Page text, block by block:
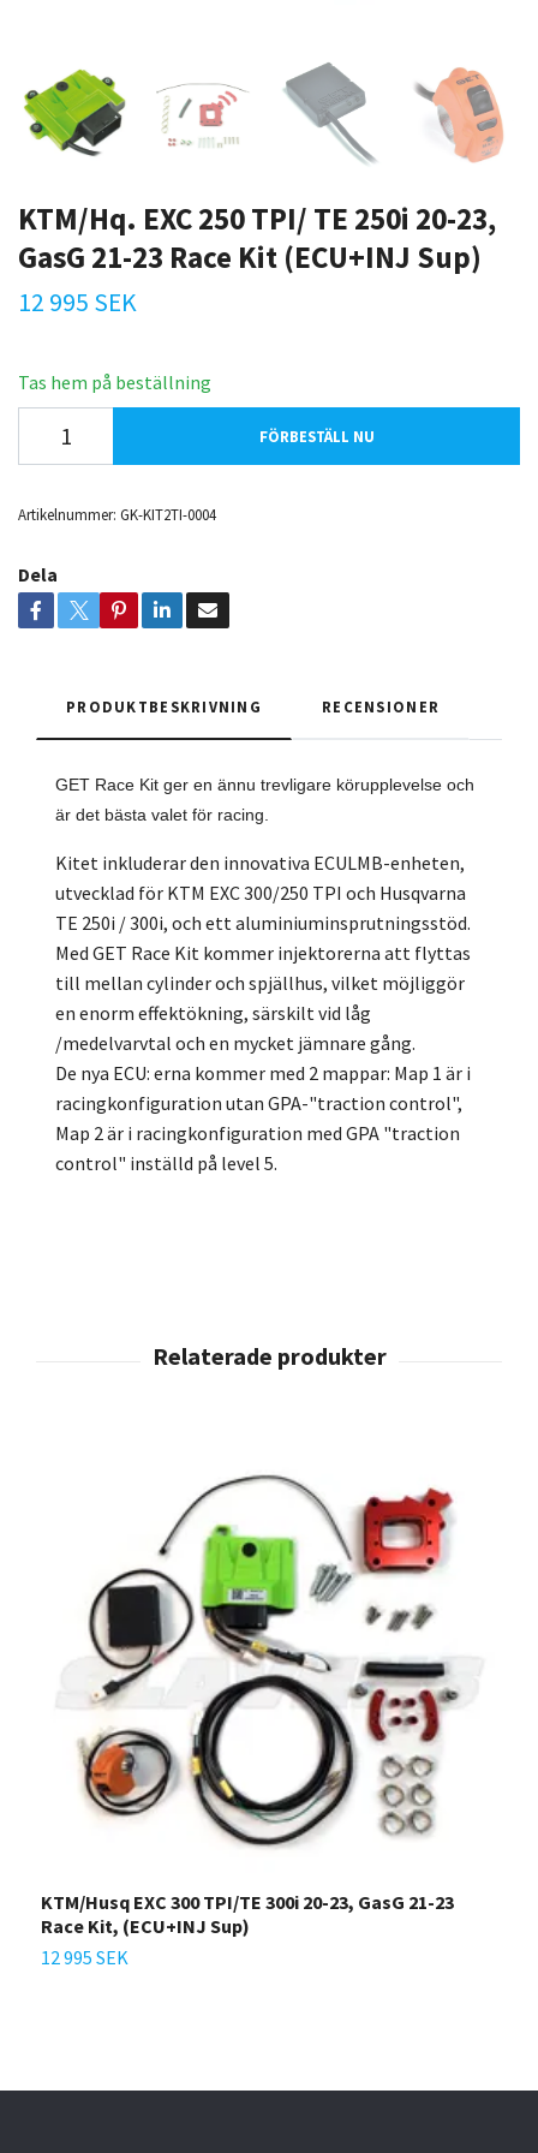
KTM/Hq. EXC 250 TPI/ TE 250i 20-23,
GasG 21-23 Race Kit (ECU+INJ Sup)
12 995 SEK
Tas hem på beställning
FÖRBESTÄLL NU
Artikelnummer: GK-KIT2TI-0004
Dela
PRODUKTBESKRIVNING RECENSIONER
GET Race Kit ger en ännu trevligare körupplevelse och
är det bästa valet för racing.
Kitet inkluderar den innovativa ECULMB-enheten,
utvecklad för KTM EXC 300/250 TPI och Husqvarna
TE 250i / 300i, och ett aluminiuminsprutningsstöd.
Med GET Race Kit kommer injektorerna att flyttas
till mellan cylinder och spjällhus, vilket möjliggör
en enorm effektökning, särskilt vid låg
/medelvarvtal och en mycket jämnare gång.
De nya ECU: erna kommer med 2 mappar: Map 1 är i
racingkonfiguration utan GPA-"traction control",
Map 2 är i racingkonfiguration med GPA "traction
control" inställd på level 5.
KTM/Husq EXC 300 TPI/TE 300i 20-23, GasG 21-23
Race Kit, (ECU+INJ Sup)
12 995 SEK